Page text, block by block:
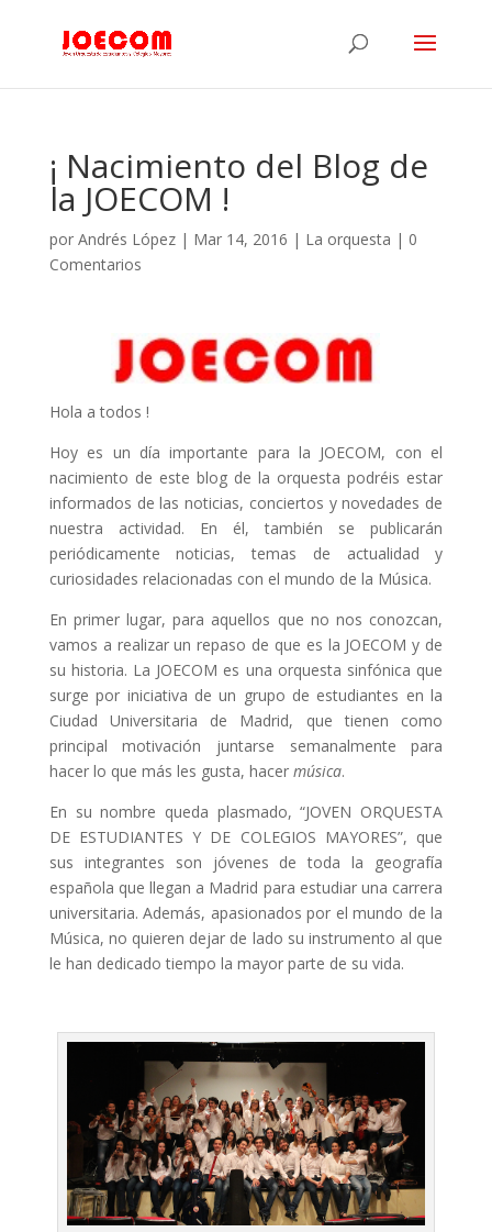
¡ Nacimiento del Blog de
la JOECOM !
por Andrés López| Mar 14, 2016 | La orquesta | 0
Comentarios
Hola a todos !
Hoy es un día importante para la JOECOM, con el
nacimiento de este blog de la orquesta podréis estar
informados de las noticias, conciertos y novedades de
nuestra actividad. En él, también se publicarán
periódicamente noticias, temas de actualidad y
curiosidades relacionadas con el mundo de la Música.
En primer lugar, para aquellos que no nos conozcan,
vamos a realizar un repaso de que es la JOECOM y de
su historia. La JOECOM es una orquesta sinfónica que
surge por iniciativa de un grupo de estudiantes en la
Ciudad Universitaria de Madrid, que tienen como
principal motivación juntarse semanalmente para
hacer lo que más les gusta, hacermúsica.
En su nombre queda plasmado, “JOVEN ORQUESTA
DE ESTUDIANTES Y DE COLEGIOS MAYORES”, que
sus integrantes son jóvenes de toda la geografía
española que llegan a Madrid para estudiar una carrera
universitaria. Además, apasionados por el mundo de la
Música, no quieren dejar de lado su instrumento al que
le han dedicado tiempo la mayor parte de su vida.